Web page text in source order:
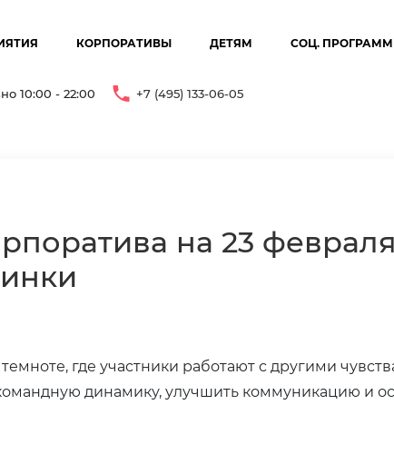
КОРПОРАТИВЫ ДЕТЯМ СОЦ.
10:00 - 22:00 +7 (495) 133-06-05
на 23
где участники работают с другими
динамику, улучшить коммуникацию и